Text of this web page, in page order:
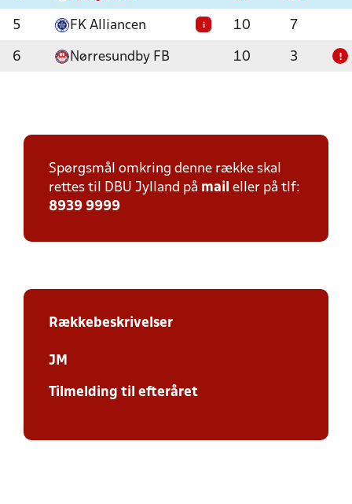
5 FK Alliancen i 10 7
6 Nørresundby FB 10 3 !
Spørgsmål omkring denne række skal
rettes til DBU Jylland på mail eller på tlf:
8939 9999
Rækkebeskrivelser
JM
Tilmelding til efteråret